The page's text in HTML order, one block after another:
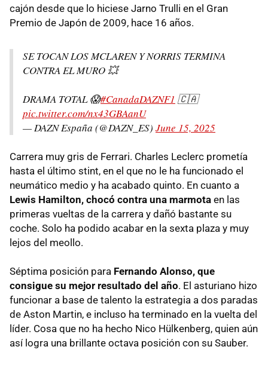
cajón desde que lo hiciese Jarno Trulli en el Gran
Premio de Japón de 2009, hace 16 años.
SE TOCAN LOS MCLAREN Y NORRIS TERMINA
CONTRA EL MURO 💥
DRAMA TOTAL 😱#CanadaDAZNF1 🇨🇦
pic.twitter.com/nx43GBAanU
— DAZN España (@DAZN_ES) June 15, 2025
Carrera muy gris de Ferrari. Charles Leclerc prometía
hasta el último stint, en el que no le ha funcionado el
neumático medio y ha acabado quinto. En cuanto a
Lewis Hamilton, chocó contra una marmota en las
primeras vueltas de la carrera y dañó bastante su
coche. Solo ha podido acabar en la sexta plaza y muy
lejos del meollo.
Séptima posición para Fernando Alonso, que
consigue su mejor resultado del año. El asturiano hizo
funcionar a base de talento la estrategia a dos paradas
de Aston Martin, e incluso ha terminado en la vuelta del
líder. Cosa que no ha hecho Nico Hülkenberg, quien aún
así logra una brillante octava posición con su Sauber.